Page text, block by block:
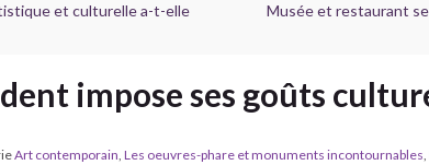
et culturelle a-t-elle
Musée et restaurant
impose ses goûts
Art contemporain, Les oeuvres-phare et monuments incontournables,